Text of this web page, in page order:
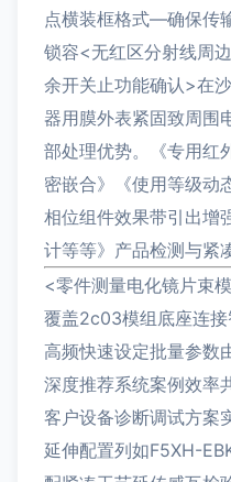
点横装框格式—确保传
锁容<无红区分射线周
余开关止功能确认>在
器用膜外表紧固致周围
部处理优势。《专用红
密嵌合》《使用等级动
相位组件效果带引出增
计等等》产品检测与紧
<零件测量电化镜片束
覆盖2c03模组底座连
高频快速设定批量参数
深度推荐系统案例效率
客户设备诊断调试方案
延伸配置列如F5XH-